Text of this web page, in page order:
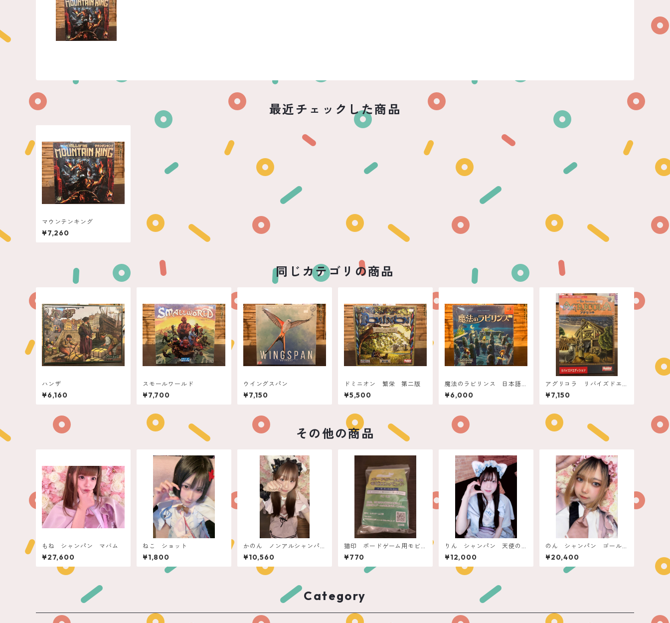
最近チェックした商品
マウンテンキング
¥7,260
同じカテゴリの商品
ハンザ
¥6,160
スモールワールド
¥7,700
ウイングスパン
¥7,150
ドミニオン 繁栄 第二版
¥5,500
魔法のラビリンス 日本語
版
¥6,000
アグリコラ リバイズドエ
ディション
¥7,150
その他の商品
もね シャンパン マバム
¥27,600
ねこ ショット
¥1,800
かのん ノンアルシャンパ
ン ポールジロー
¥10,560
猫印 ボードゲーム用モビ
ロンバンド（大箱用）透
明 50ｇ
¥770
りん シャンパン 天使の
アスティ
¥12,000
のん シャンパン ゴール
ドビーナス
¥20,400
Category